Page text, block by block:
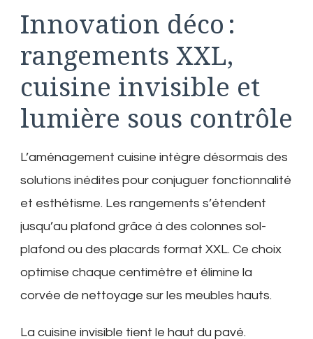
Innovation déco :
rangements XXL,
cuisine invisible et
lumière sous contrôle
L’aménagement cuisine intègre désormais des
solutions inédites pour conjuguer fonctionnalité
et esthétisme. Les rangements s’étendent
jusqu’au plafond grâce à des colonnes sol-
plafond ou des placards format XXL. Ce choix
optimise chaque centimètre et élimine la
corvée de nettoyage sur les meubles hauts.
La cuisine invisible tient le haut du pavé.